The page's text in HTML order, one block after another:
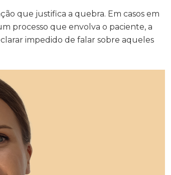
que justifica a quebra. Em casos em
processo que envolva o paciente, a
impedido de falar sobre aqueles